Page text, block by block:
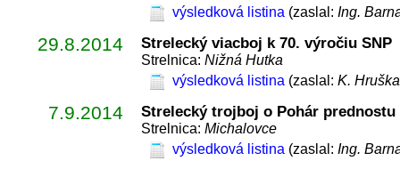
výsledková listina (zaslal: Ing.
29.8.2014 Strelecký viacboj k 70. výročiu SNP
Strelnica: Nižná Hutka
výsledková listina (zaslal: K. Hruška
7.9.2014 Strelecký trojboj o Pohár prednostu
Strelnica: Michalovce
výsledková listina (zaslal: Ing.